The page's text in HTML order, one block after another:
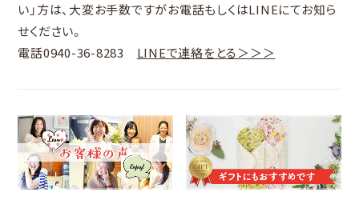
い 」方は、大変お手数ですがお電話もしくはLINEにてお知ら
せください。
電話0940-36-8283 LINEで連絡をとる＞＞＞